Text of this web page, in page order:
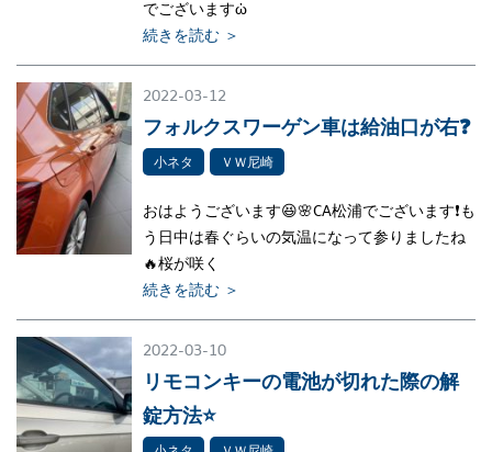
でございますὠ
続きを読む ＞
2022-03-12
フォルクスワーゲン車は給油口が右❓
小ネタ ＶＷ尼崎
おはようございます😆🌸CA松浦でございます❗も
う日中は春ぐらいの気温になって参りましたね
🔥桜が咲く
続きを読む ＞
2022-03-10
リモコンキーの電池が切れた際の解
錠方法⭐